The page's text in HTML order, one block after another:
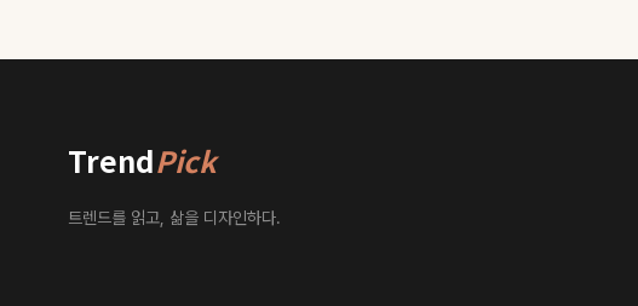
TrendPick
트렌드를 읽고, 삶을 디자인하다.